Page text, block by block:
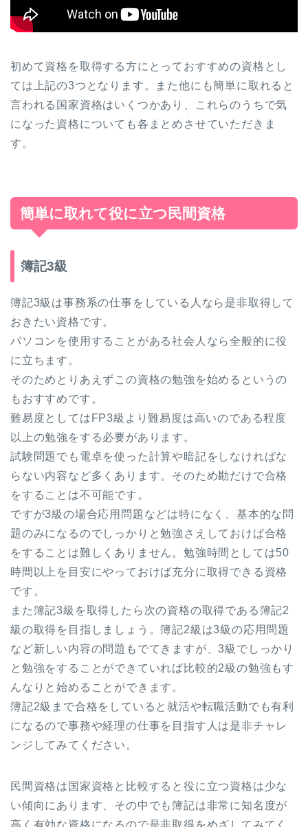
初めて資格を取得する方にとっておすすめの資格とし
ては上記の3つとなります。また他にも簡単に取れると
言われる国家資格はいくつかあり、これらのうちで気
になった資格についても各まとめさせていただきま
す。
簡単に取れて役に立つ民間資格
簿記3級
簿記3級は事務系の仕事をしている人なら是非取得して
おきたい資格です。
パソコンを使用することがある社会人なら全般的に役
に立ちます。
そのためとりあえずこの資格の勉強を始めるというの
もおすすめです。
難易度としてはFP3級より難易度は高いのである程度
以上の勉強をする必要があります。
試験問題でも電卓を使った計算や暗記をしなければな
らない内容など多くあります。そのため勘だけで合格
をすることは不可能です。
ですが3級の場合応用問題などは特になく、基本的な問
題のみになるのでしっかりと勉強さえしておけば合格
をすることは難しくありません。勉強時間としては50
時間以上を目安にやっておけば充分に取得できる資格
です。
また簿記3級を取得したら次の資格の取得である簿記2
級の取得を目指しましょう。簿記2級は3級の応用問題
など新しい内容の問題もでてきますが、3級でしっかり
と勉強をすることができていれば比較的2級の勉強もす
んなりと始めることができます。
簿記2級まで合格をしていると就活や転職活動でも有利
になるので事務や経理の仕事を目指す人は是非チャレ
ンジしてみてください。
民間資格は国家資格と比較すると役に立つ資格は少な
い傾向にあります、その中でも簿記は非常に知名度が